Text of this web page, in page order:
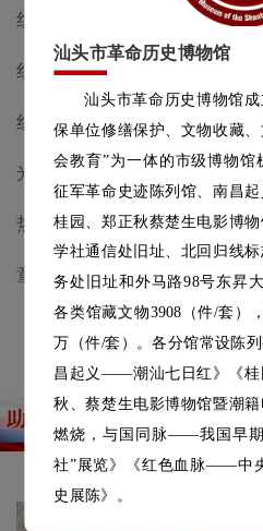
汕头市革命历史博物馆
汕头市革命历史博物馆成
保单位修缮保护、文物收藏
会教育”为一体的市级博物
征军革命史迹陈列馆、南昌起
桂园、郑正秋蔡楚生电影博
学社通信处旧址、北回归线
务处旧址和外马路98号东昇
各类馆藏文物3908（件/套）
万（件/套）。各分馆常设陈
昌起义——潮汕七日红》《桂
秋、蔡楚生电影博物馆暨潮
燃烧，与国同脉——我国早
社”展览》《红色血脉——中
史展陈》。
红歌致敬峥嵘岁月，红色地标
响时代礼赞｜省市主流媒体纷
点赞汕头革博这场红歌快闪活
红歌致敬峥嵘——庆祝中国共
党成立105周年红色遗址唱红
快闪活动预告
红歌致敬峥嵘——庆祝中国共
党成立105周年红色遗址唱红
快闪活动预告
光影颂百年 初心永向党 | 庆祝
党105周年公益电影放映七月
热烈庆祝中国共产党成立105
童声述侨韵，志愿传薪火|汕头
革博2026年“小小讲解员”选拔
活动圆满落幕
查看